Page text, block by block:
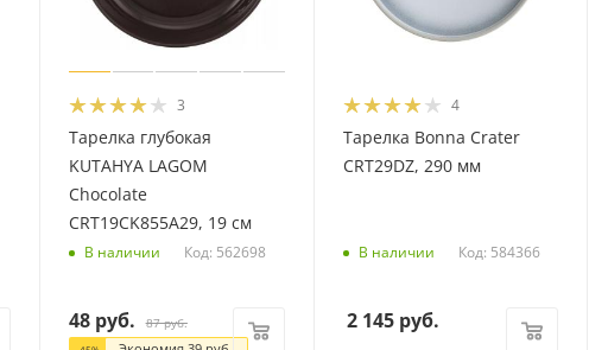
3
Тарелка глубокая
KUTAHYA LAGOM
Chocolate
CRT19CK855A29, 19 см
В наличии Код: 562698
48руб. 87руб.
4
Тарелка Bonna Crater
CRT29DZ, 290 мм
В наличии Код: 584366
2 145руб.